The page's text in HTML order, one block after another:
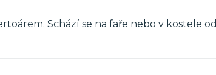
Schází se na faře nebo v kostele od